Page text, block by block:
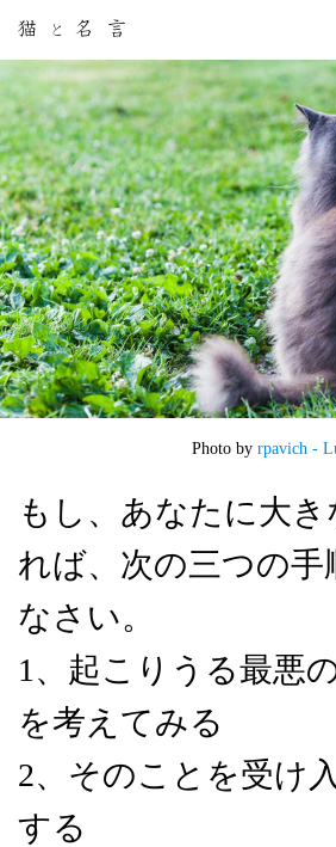
Photo by rpavich -
もし、あなたに大
れば、次の三つの手
なさい。
1、起こりうる最悪
を考えてみる
2、そのことを受け
する